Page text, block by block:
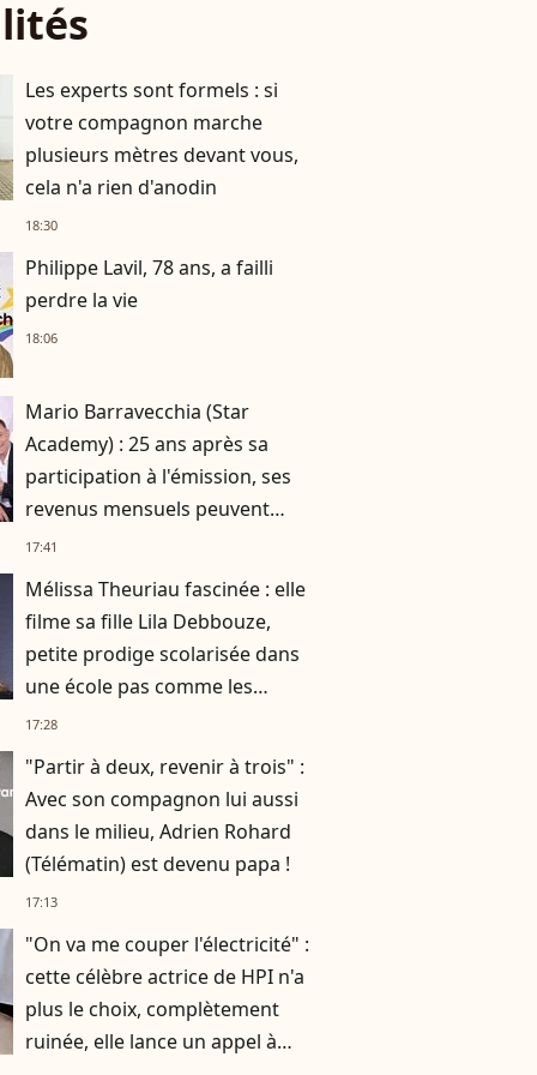
Les experts sont formels : si
votre compagnon marche
plusieurs mètres devant vous,
cela n'a rien d'anodin
18:30
Philippe Lavil, 78 ans, a failli
perdre la vie
18:06
Mario Barravecchia (Star
Academy) : 25 ans après sa
participation à l'émission, ses
revenus mensuels peuvent
atteindre 5 chiffres !
17:41
Mélissa Theuriau fascinée : elle
filme sa fille Lila Debbouze,
petite prodige scolarisée dans
une école pas comme les
autres
17:28
"Partir à deux, revenir à trois" :
Avec son compagnon lui aussi
dans le milieu, Adrien Rohard
(Télématin) est devenu papa !
17:13
"On va me couper l'électricité" :
cette célèbre actrice de HPI n'a
plus le choix, complètement
ruinée, elle lance un appel à